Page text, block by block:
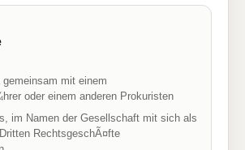
mit einem
oder einem anderen Prokuristen
im Namen der Gesellschaft mit sich als
RechtsgeschÃ¤fte